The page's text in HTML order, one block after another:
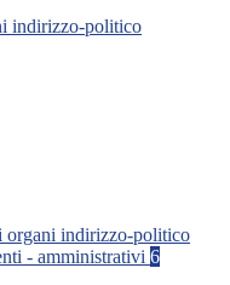
indirizzo-politico
organi indirizzo-politico
- amministrativi 6